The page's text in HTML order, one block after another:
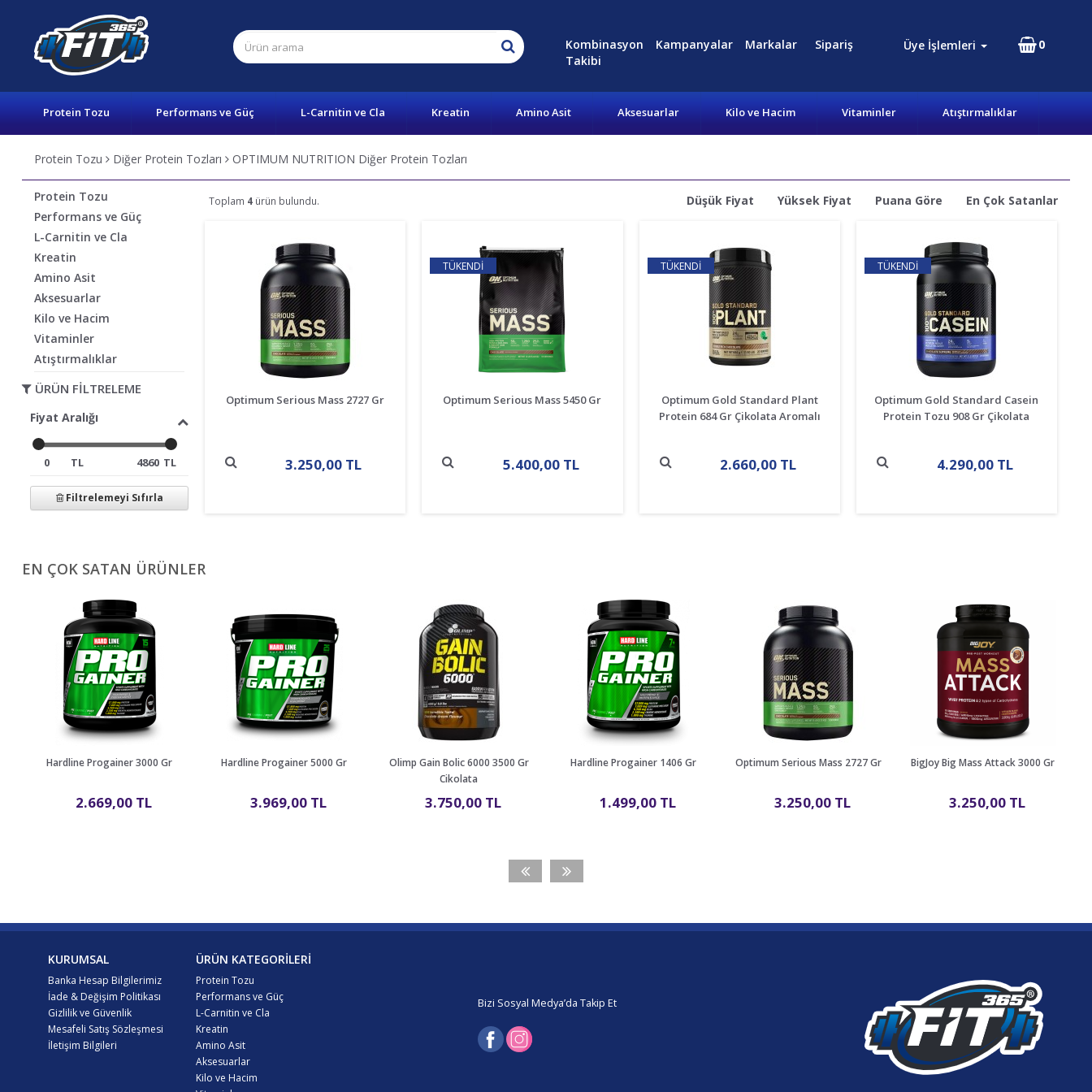
Kombinasyon Kampanyalar Markalar
Sipariş
Takibi
Üye İşlemleri 0
Protein Tozu Performans ve Güç L-Carnitin ve Cla Kreatin Amino Asit Aksesuarlar Kilo ve Hacim Vitaminler Atıştırmalıklar
Protein Tozu Diğer Protein Tozları OPTIMUM NUTRITION Diğer Protein Tozları
Protein Tozu
Performans ve Güç
L-Carnitin ve Cla
Kreatin
Amino Asit
Aksesuarlar
Kilo ve Hacim
Vitaminler
Atıştırmalıklar
ÜRÜN FİLTRELEME
Fiyat Aralığı
TL TL
Filtrelemeyi Sıfırla
Toplam 4 ürün bulundu. Düşük Fiyat Yüksek Fiyat Puana Göre En Çok Satanlar
Optimum Serious Mass 2727 Gr
3.250,00 TL
TÜKENDİ
Optimum Serious Mass 5450 Gr
5.400,00 TL
TÜKENDİ
Optimum Gold Standard Plant
Protein 684 Gr Çikolata Aromalı
2.660,00 TL
TÜKENDİ
Optimum Gold Standard Casein
Protein Tozu 908 Gr Çikolata
4.290,00 TL
EN ÇOK SATAN ÜRÜNLER
Hardline Progainer 3000 Gr
2.669,00 TL
Hardline Progainer 5000 Gr
3.969,00 TL
Olimp Gain Bolic 6000 3500 Gr
Çikolata
3.750,00 TL
Hardline Progainer 1406 Gr
1.499,00 TL
Optimum Serious Mass 2727 Gr
3.250,00 TL
BigJoy Big Mass Attack 3000 Gr
3.250,00 TL
KURUMSAL
Banka Hesap Bilgilerimiz
İade & Değişim Politikası
Gizlilik ve Güvenlik
Mesafeli Satış Sözleşmesi
İletişim Bilgileri
ÜRÜN KATEGORİLERİ
Protein Tozu
Performans ve Güç
L-Carnitin ve Cla
Kreatin
Amino Asit
Aksesuarlar
Kilo ve Hacim
Bizi Sosyal Medya’da Takip Et